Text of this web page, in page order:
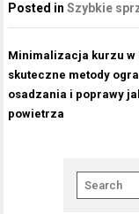
Posted inSzybkie
Nawigacja
wpisu
Minimalizacja kurzu w
skuteczne metody
osadzania i poprawy
powietrza